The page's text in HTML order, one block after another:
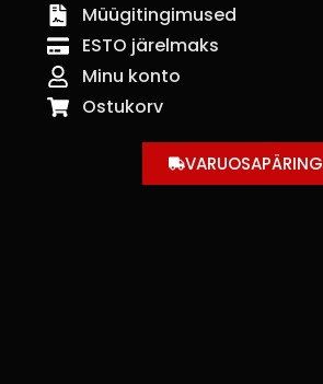
Müügitingimused
ESTO järelmaks
Minu konto
Ostukorv
VARUOSAPÄRING